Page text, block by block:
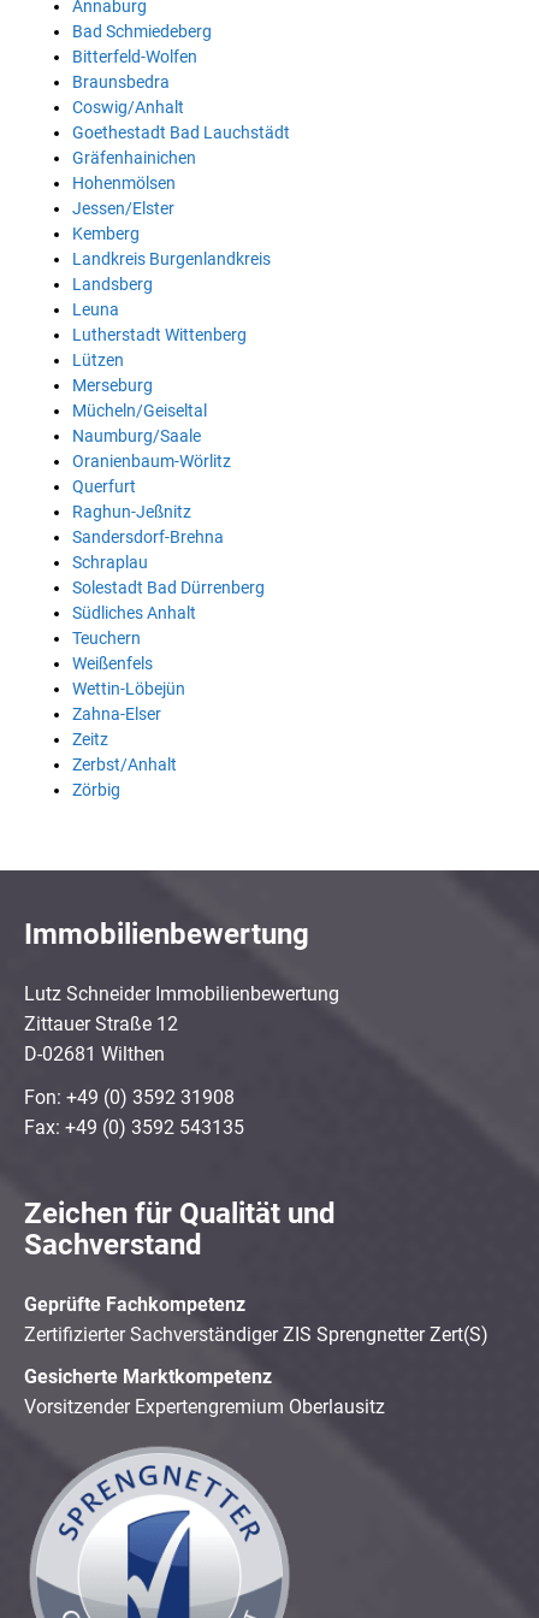
Annaburg
Bad Schmiedeberg
Bitterfeld-Wolfen
Braunsbedra
Coswig/Anhalt
Goethestadt Bad Lauchstädt
Gräfenhainichen
Hohenmölsen
Jessen/Elster
Kemberg
Landkreis Burgenlandkreis
Landsberg
Leuna
Lutherstadt Wittenberg
Lützen
Merseburg
Mücheln/Geiseltal
Naumburg/Saale
Oranienbaum-Wörlitz
Querfurt
Raghun-Jeßnitz
Sandersdorf-Brehna
Schraplau
Solestadt Bad Dürrenberg
Südliches Anhalt
Teuchern
Weißenfels
Wettin-Löbejün
Zahna-Elser
Zeitz
Zerbst/Anhalt
Zörbig
Immobilienbewertung
Lutz Schneider Immobilienbewertung
Zittauer Straße 12
D-02681 Wilthen
Fon: +49 (0) 3592 31908
Fax: +49 (0) 3592 543135
Zeichen für Qualität und
Sachverstand
Geprüfte Fachkompetenz
Zertifizierter Sachverständiger ZIS Sprengnetter Zert(S)
Gesicherte Marktkompetenz
Vorsitzender Expertengremium Oberlausitz